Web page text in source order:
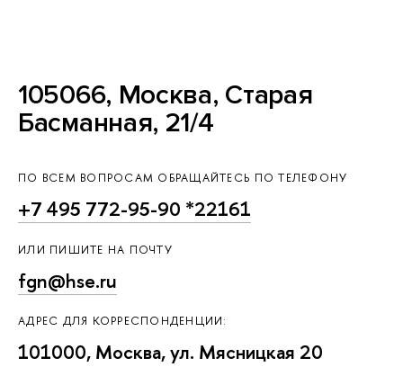
105066, Москва, Старая
Басманная, 21/4
ПО ВСЕМ ВОПРОСАМ ОБРАЩАЙТЕСЬ ПО ТЕЛЕФОНУ
+7 495 772-95-90 *22161
ИЛИ ПИШИТЕ НА ПОЧТУ
fgn@hse.ru
АДРЕС ДЛЯ КОРРЕСПОНДЕНЦИИ:
101000, Москва, ул. Мясницкая 20